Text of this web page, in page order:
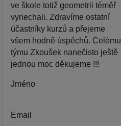
ve škole totiž geometrii téměř
vynechali. Zdravíme ostatní
účastníky kurzů a přejeme
všem hodně úspěchů. Celému
týmu Zkoušek nanečisto ještě
jednou moc děkujeme !!!
Jméno
Email